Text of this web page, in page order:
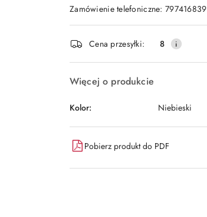
Zamówienie telefoniczne: 797416839
Dostępność
i
dostawa
Cena przesyłki: 8
Więcej o produkcie
Kolor: Niebieski
Pobierz produkt do PDF